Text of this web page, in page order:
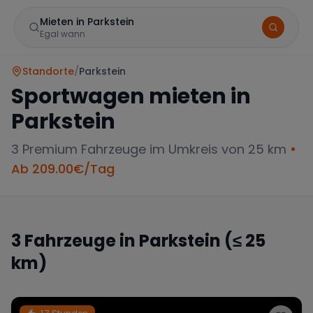
Mieten in Parkstein
Egal wann
Standorte/Parkstein
Sportwagen mieten in
Parkstein
3 Premium Fahrzeuge im Umkreis von 25 km •
Ab 209.00€/Tag
3 Fahrzeuge in Parkstein (≤ 25
km)